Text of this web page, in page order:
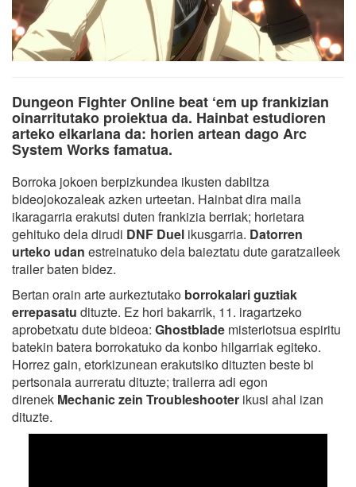
Dungeon Fighter Online beat ‘em up frankizian
oinarritutako proiektua da. Hainbat estudioren
arteko elkarlana da: horien artean dago Arc
System Works famatua.
Borroka jokoen berpizkundea ikusten dabiltza
bideojokozaleak azken urteetan. Hainbat dira maila
ikaragarria erakutsi duten frankizia berriak; horietara
gehituko dela dirudi DNF Duel ikusgarria. Datorren
urteko udan estreinatuko dela baieztatu dute garatzaileek
trailer baten bidez.
Bertan orain arte aurkeztutako borrokalari guztiak
errepasatu dituzte. Ez hori bakarrik, 11. iragartzeko
aprobetxatu dute bideoa: Ghostblade misteriotsua espiritu
batekin batera borrokatuko da konbo hilgarriak egiteko.
Horrez gain, etorkizunean erakutsiko dituzten beste bi
pertsonaia aurreratu dituzte; trailerra adi egon
direnek Mechanic zein Troubleshooter ikusi ahal izan
dituzte.